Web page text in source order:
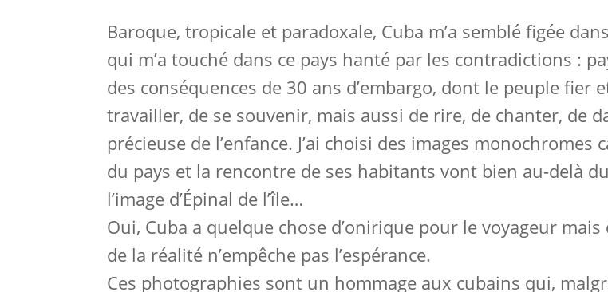
Baroque, tropicale et paradoxale, Cuba m’a semblé figée
qui m’a touché dans ce pays hanté par les contradictions :
des conséquences de 30 ans d’embargo, dont le peuple
travailler, de se souvenir, mais aussi de rire, de chanter, de
précieuse de l’enfance. J’ai choisi des images
du pays et la rencontre de ses habitants vont bien au-delà
l’image d’Épinal de l’île…
Oui, Cuba a quelque chose d’onirique pour le voyageur
de la réalité n’empêche pas l’espérance.
Ces photographies sont un hommage aux cubains qui,